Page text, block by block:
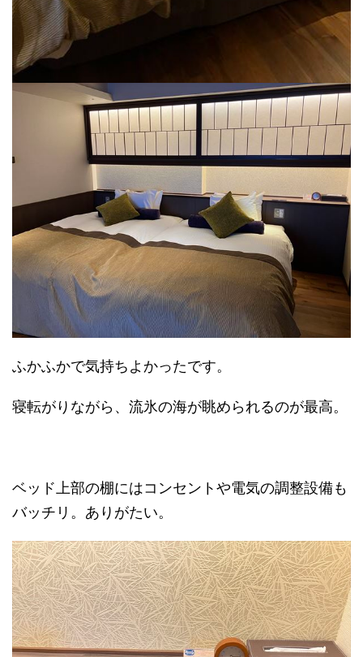
ふかふかで気持ちよかったです。
寝転がりながら、流氷の海が眺められるのが最高。
ベッド上部の棚にはコンセントや電気の調整設備も
バッチリ。ありがたい。